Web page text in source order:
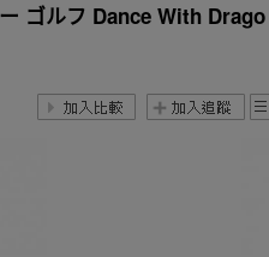
ゴルフ Dance With Drago